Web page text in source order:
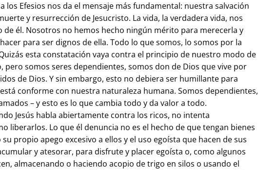
los Efesios nos da el mensaje más fundamental: nuestra salvación
y resurrección de Jesucristo. La vida, la verdadera vida, nos
de él. Nosotros no hemos hecho ningún mérito para merecerla y
para ser dignos de ella. Todo lo que somos, lo somos por la
esta constatación vaya contra el principio de nuestro modo de
pero somos seres dependientes, somos don de Dios que vive por
de Dios. Y sin embargo, esto no debiera ser humillante para
conforme con nuestra naturaleza humana. Somos dependientes,
– y esto es lo que cambia todo y da valor a todo.
Jesús habla abiertamente contra los ricos, no intenta
liberarlos. Lo que él denuncia no es el hecho de que tengan bienes
propio apego excesivo a ellos y el uso egoísta que hacen de sus
y atesorar, para disfrute y placer egoísta o, como algunos
almacenando o haciendo acopio de trigo en silos o usando el